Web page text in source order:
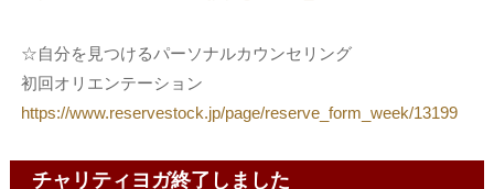
☆自分を見つけるパーソナルカウンセリング
初回オリエンテーション
https://www.reservestock.jp/page/reserve_form_week/13199
チャリティヨガ終了しました